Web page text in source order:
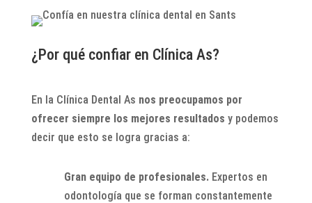
¿Por qué confiar en Clínica As?
En la Clínica Dental As nos preocupamos por
ofrecer siempre los mejores resultados y podemos
decir que esto se logra gracias a:
Gran equipo de profesionales.Expertos en
odontología que se forman constantemente